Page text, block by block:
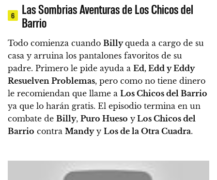
6
Las Sombrias Aventuras de Los Chicos del
Barrio
Todo comienza cuando Billyqueda a cargo de su
casa y arruina los pantalones favoritos de su
padre. Primero le pide ayuda a Ed, Edd y Eddy
Resuelven Problemas, pero como no tiene dinero
le recomiendan que llame a Los Chicos del Barrio
ya que lo harán gratis. El episodio termina en un
combate de Billy, Puro Hueso y Los Chicos del
Barrio contra Mandyy Los de la Otra Cuadra.